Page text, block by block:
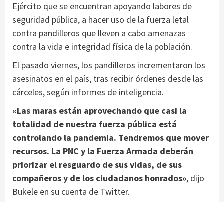
Ejército que se encuentran apoyando labores de
seguridad pública, a hacer uso de la fuerza letal
contra pandilleros que lleven a cabo amenazas
contra la vida e integridad física de la población.
El pasado viernes, los pandilleros incrementaron los
asesinatos en el país, tras recibir órdenes desde las
cárceles, según informes de inteligencia.
«Las maras están aprovechando que casi la
totalidad de nuestra fuerza pública está
controlando la pandemia. Tendremos que mover
recursos. La PNC y la Fuerza Armada deberán
priorizar el resguardo de sus vidas, de sus
compañeros y de los ciudadanos honrados», dijo
Bukele en su cuenta de Twitter.